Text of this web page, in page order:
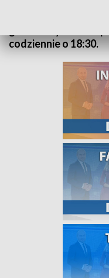
codziennie o 18:30.